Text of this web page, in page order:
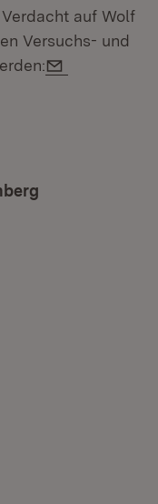
auf Wolf
Versuchs- und